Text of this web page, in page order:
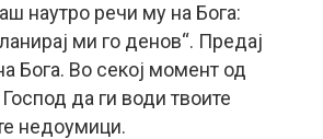
наутро речи му на Бога:
ми го денов“. Предај
Бога. Во секој момент од
да ги води твоите
недоумици.